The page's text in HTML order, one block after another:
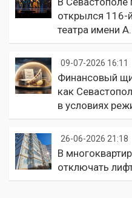
открылся 116-
театра имени
09-07-2026 16:11
Финансовый
как
в условиях
26-06-2026 21:18
В
отключать